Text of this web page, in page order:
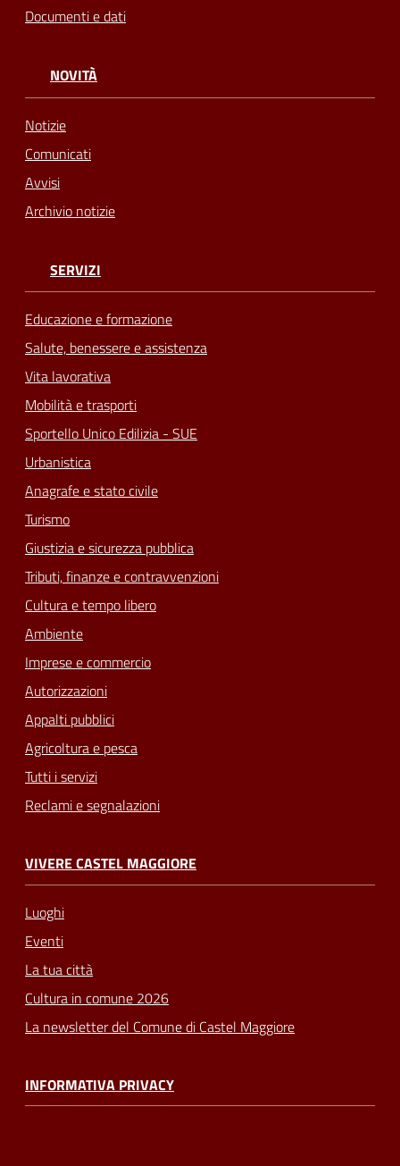
Documenti e dati
NOVITÀ
Notizie
Comunicati
Avvisi
Archivio notizie
SERVIZI
Educazione e formazione
Salute, benessere e assistenza
Vita lavorativa
Mobilità e trasporti
Sportello Unico Edilizia - SUE
Urbanistica
Anagrafe e stato civile
Turismo
Giustizia e sicurezza pubblica
Tributi, finanze e contravvenzioni
Cultura e tempo libero
Ambiente
Imprese e commercio
Autorizzazioni
Appalti pubblici
Agricoltura e pesca
Tutti i servizi
Reclami e segnalazioni
VIVERE CASTEL MAGGIORE
Luoghi
Eventi
La tua città
Cultura in comune 2026
La newsletter del Comune di Castel Maggiore
INFORMATIVA PRIVACY